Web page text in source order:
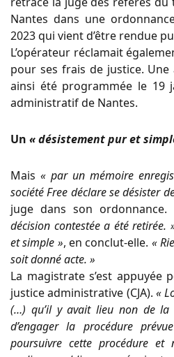
Nantes dans une
2023 qui vient d’être rendue
L’opérateur réclamait
pour ses frais de justice.
ainsi été programmée le 19
administratif de Nantes.
Un « désistement pur et
Mais « par un mémoire
société Free déclare se désister
juge dans son ordonnance.
décision contestée a été retirée.
et simple », en conclut-elle. «
soit donné acte. »
La magistrate s’est appuyée
justice administrative (CJA). «
(…) qu’il y avait lieu non de la
d’engager la procédure
poursuivre cette procédure